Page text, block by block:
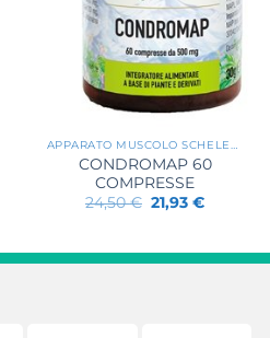
APPARATO MUSCOLO SCHELETRICO
CONDROMAP 60
COMPRESSE
24,50€ Il
prezzo
24,50 €.
21,93€Il
21,93 €.